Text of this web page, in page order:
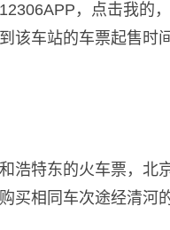
，点击我的
该车站的车票起售时
浩特东的火车票，北
买相同车次途经清河